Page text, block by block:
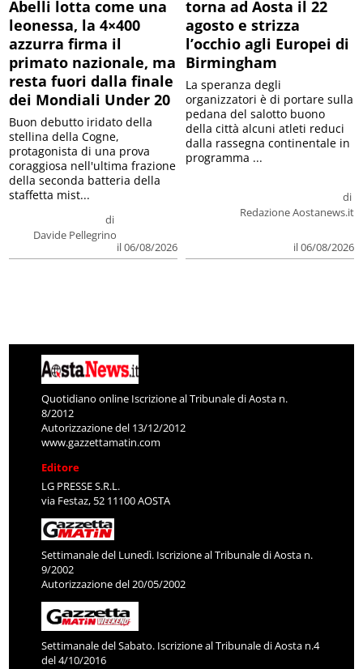
Abelli lotta come una
leonessa, la 4×400
azzurra firma il
primato nazionale, ma
resta fuori dalla finale
dei Mondiali Under 20
di
Davide Pellegrino
il 06/08/2026
Buon debutto iridato della
stellina della Cogne,
protagonista di una prova
coraggiosa nell'ultima frazione
della seconda batteria della
staffetta mist...
torna ad Aosta il 22
agosto e strizza
l’occhio agli Europei di
Birmingham
di
Redazione Aostanews.it
il 06/08/2026
La speranza degli
organizzatori è di portare sulla
pedana del salotto buono
della città alcuni atleti reduci
dalla rassegna continentale in
programma ...
Quotidiano online Iscrizione al Tribunale di Aosta n.
8/2012
Autorizzazione del 13/12/2012
www.gazzettamatin.com
Editore
LG PRESSE S.R.L.
via Festaz, 52 11100 AOSTA
Settimanale del Lunedì. Iscrizione al Tribunale di Aosta n.
9/2002
Autorizzazione del 20/05/2002
Settimanale del Sabato. Iscrizione al Tribunale di Aosta n.4
del 4/10/2016